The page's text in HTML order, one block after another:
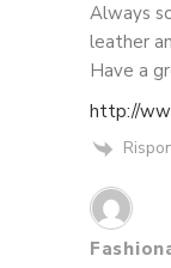
Always
leather
Have a
http://